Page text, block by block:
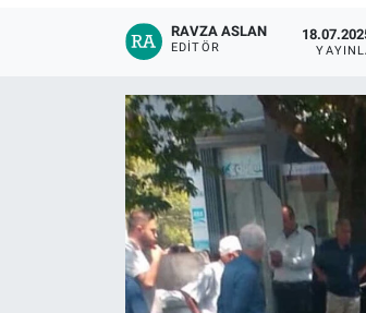
RAVZA ASLAN
EDITÖR
KÜLTÜR-SANAT
Bursaspor
Gündem
Süper Lig Puan Durumu ve Fikstür
Tüm Manşetler
Son Dakika Haberleri
Haber Arşivi